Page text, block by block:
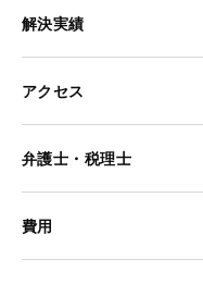
解決実績
アクセス
弁護士・税理士
費用